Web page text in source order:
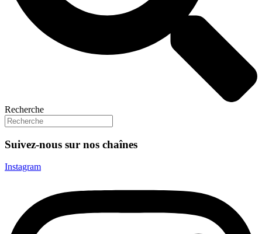
Recherche
Suivez-nous sur nos chaînes
Instagram